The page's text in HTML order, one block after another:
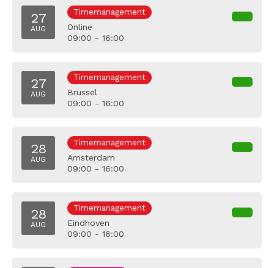
27
AUG
Timemanagement
Online
09:00 - 16:00
27
AUG
Timemanagement
Brussel
09:00 - 16:00
28
AUG
Timemanagement
Amsterdam
09:00 - 16:00
28
AUG
Timemanagement
Eindhoven
09:00 - 16:00